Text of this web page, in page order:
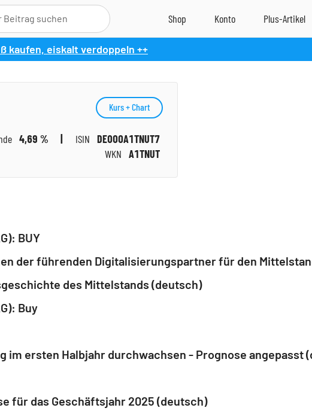
kaufen, eiskalt verdoppeln ++
4,69 % ISIN DE000A1TNUT7
WKN A1TNUT
Kurs + Chart
BUY
der führenden Digitalisierungspartner für den
des Mittelstands (deutsch)
Buy
im ersten Halbjahr durchwachsen - Prognose angepasst
für das Geschäftsjahr 2025 (deutsch)